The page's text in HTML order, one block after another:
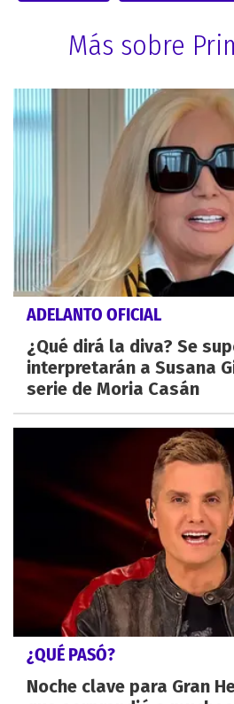
Más sobre
ADELANTO OFICIAL
¿Qué dirá la diva? Se
interpretarán a Susana
serie de Moria Casán
¿QUÉ PASÓ?
Noche clave para Gran